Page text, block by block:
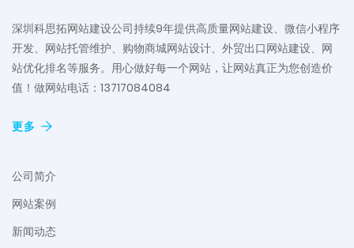
深圳科思拓网站建设公司持续9年提供高质量网站建设、微信小程序
开发、网站托管维护、购物商城网站设计、外贸出口网站建设、网
站优化排名等服务。用心做好每一个网站，让网站真正为您创造价
值！做网站电话：13717084084
更多
公司简介
网站案例
新闻动态